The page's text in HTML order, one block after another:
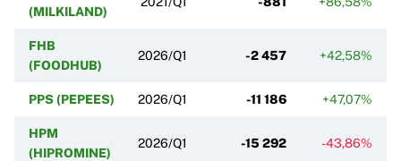
(MILKILAND)
FHB
(FOODHUB)
2026/Q1 -2 457 +42,58%
PPS (PEPEES) 2026/Q1 -11 186 +47,07%
HPM
(HIPROMINE)
2026/Q1 -15 292 -43,86%